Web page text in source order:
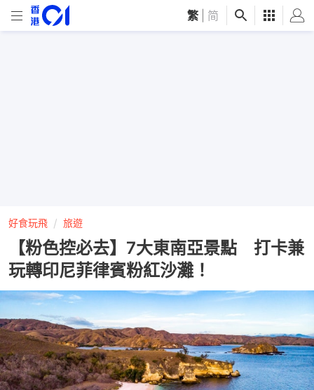
繁 简
好食玩飛 旅遊
【粉色控必去】7大東南亞景點 打卡兼
玩轉印尼菲律賓粉紅沙灘！